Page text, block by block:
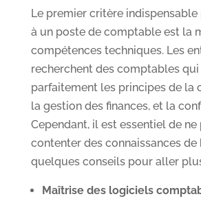
Le premier critère
à un poste de comptable est la
compétences techniques. Les
recherchent des comptables
parfaitement les principes de la
la gestion des finances, et la
Cependant, il est essentiel de ne
contenter des connaissances de
quelques conseils pour aller
Maîtrise des logiciels